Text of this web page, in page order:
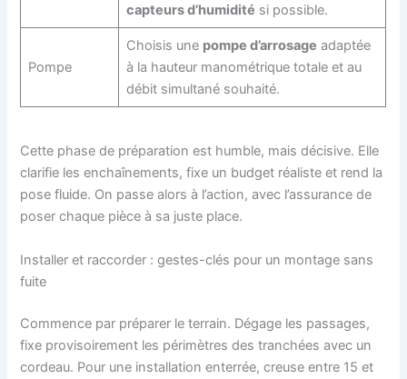
capteurs d’humidité si possible.
Pompe
Choisis une pompe d’arrosage adaptée
à la hauteur manométrique totale et au
débit simultané souhaité.
Cette phase de préparation est humble, mais décisive. Elle
clarifie les enchaînements, fixe un budget réaliste et rend la
pose fluide. On passe alors à l’action, avec l’assurance de
poser chaque pièce à sa juste place.
Installer et raccorder : gestes-clés pour un montage sans
fuite
Commence par préparer le terrain. Dégage les passages,
fixe provisoirement les périmètres des tranchées avec un
cordeau. Pour une installation enterrée, creuse entre 15 et